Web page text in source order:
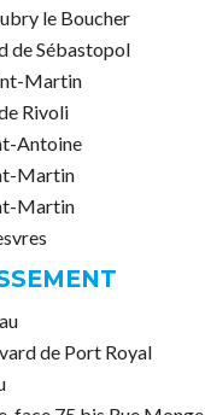
le Boucher
de Sébastopol
Martin
Rivoli
Antoine
Martin
Martin
de Port Royal